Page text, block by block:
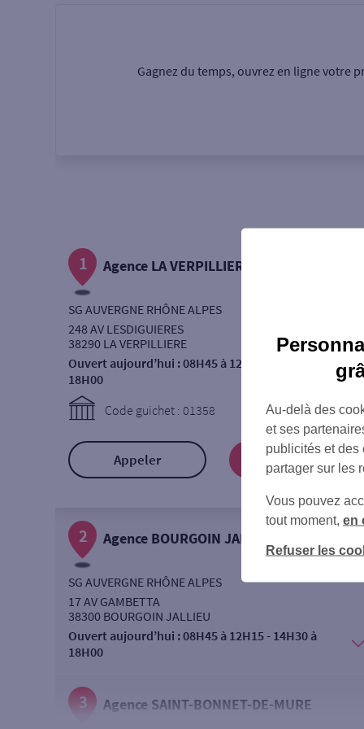
Autour de moi
Gagnez du temps, ouvrez en ligne votre
1 Agence LA VERPILLIERE
SG AUVERGNE RHÔNE ALPES
248 AV LESDIGUIERES
38290 LA VERPILLIERE
Ouvert aujourd’hui :08H45 à 12H15 - 14H30 à
18H00
Code guichet : 01358
Appeler Prendre RDV
2 Agence BOURGOIN JALLIEU
SG AUVERGNE RHÔNE ALPES
17 AV GAMBETTA
38300 BOURGOIN JALLIEU
Ouvert aujourd’hui :08H45 à 12H15 - 14H30 à
18H00
3 Agence SAINT-BONNET-DE-MURE
Au-delà des
et ses
publicités et des
partager sur les
Vous pouvez
tout moment, en
Refuser les